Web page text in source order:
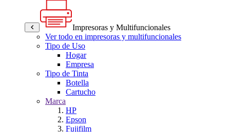
Impresoras y Multifuncionales
Ver todo en impresoras y multifuncionales
Tipo de Uso
Hogar
Empresa
Tipo de Tinta
Botella
Cartucho
Marca
HP
Epson
Fujifilm